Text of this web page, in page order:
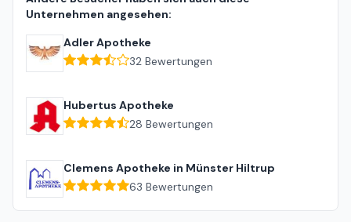
Unternehmen angesehen:
Adler Apotheke
32 Bewertungen
Hubertus Apotheke
28 Bewertungen
Clemens Apotheke in Münster Hiltrup
63 Bewertungen